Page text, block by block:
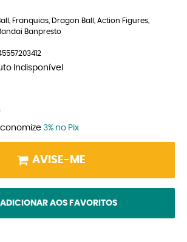
Franquias Dragon Ball Action Figures
Banpresto
Indisponível
3% no Pix
AVISE-ME
ADICIONAR AOS FAVORITOS